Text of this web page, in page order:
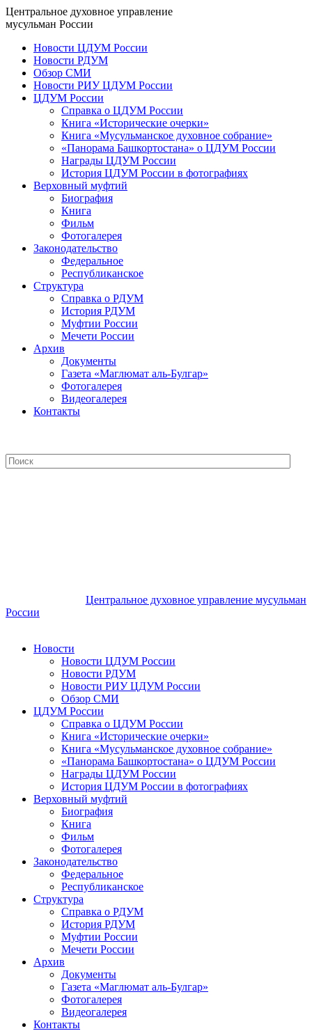
Центральное духовное управление
мусульман России
Новости ЦДУМ России
Новости РДУМ
Обзор СМИ
Новости РИУ ЦДУМ России
ЦДУМ России
Справка о ЦДУМ России
Книга «Исторические очерки»
Книга «Мусульманское духовное собрание»
«Панорама Башкортостана» о ЦДУМ России
Награды ЦДУМ России
История ЦДУМ России в фотографиях
Верховный муфтий
Биография
Книга
Фильм
Фотогалерея
Законодательство
Федеральное
Республиканское
Структура
Справка о РДУМ
История РДУМ
Муфтии России
Мечети России
Архив
Документы
Газета «Маглюмат аль-Булгар»
Фотогалерея
Видеогалерея
Контакты
Центральное духовное управление мусульман
России
Новости
Новости ЦДУМ России
Новости РДУМ
Новости РИУ ЦДУМ России
Обзор СМИ
ЦДУМ России
Справка о ЦДУМ России
Книга «Исторические очерки»
Книга «Мусульманское духовное собрание»
«Панорама Башкортостана» о ЦДУМ России
Награды ЦДУМ России
История ЦДУМ России в фотографиях
Верховный муфтий
Биография
Книга
Фильм
Фотогалерея
Законодательство
Федеральное
Республиканское
Структура
Справка о РДУМ
История РДУМ
Муфтии России
Мечети России
Архив
Документы
Газета «Маглюмат аль-Булгар»
Фотогалерея
Видеогалерея
Контакты